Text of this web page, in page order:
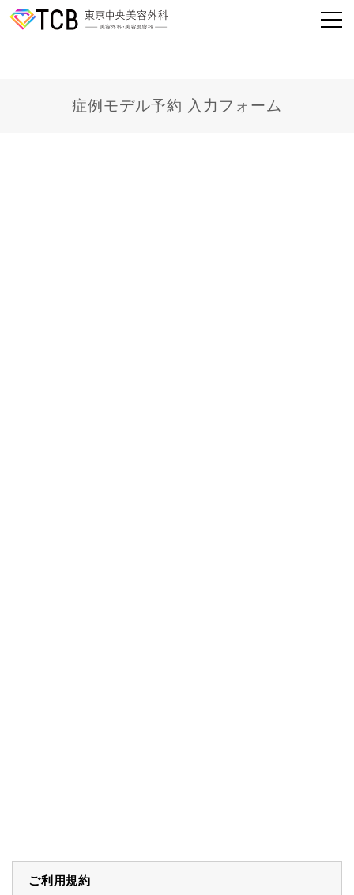
症例モデル予約 入力フォーム
ご利用規約